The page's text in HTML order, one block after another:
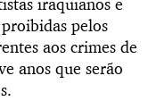
pelos
aos crimes de
anos que serão